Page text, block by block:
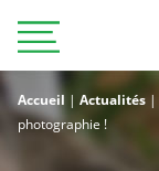
Accueil | Actualités |
photographie !